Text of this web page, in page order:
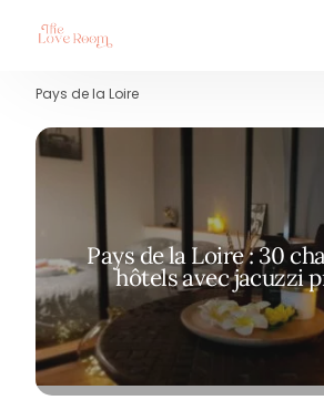
Pays de la Loire
Pays de la Loire : 30
hôtels avec jacuzzi